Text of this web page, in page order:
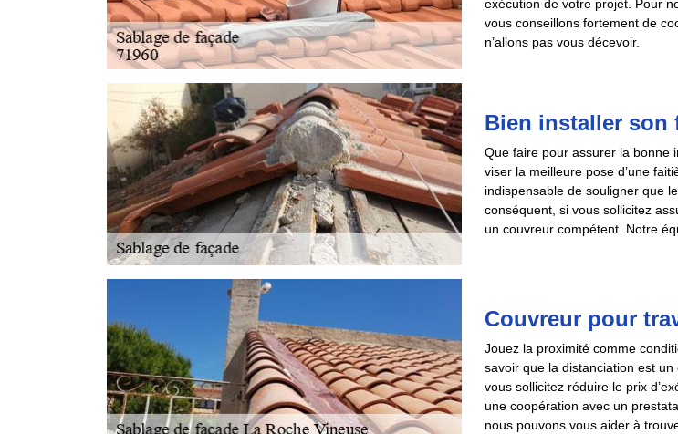
exécution de votre projet. Pour
vous conseillons fortement de
n’allons pas vous décevoir.
Bien installer son
Que faire pour assurer la bonne
viser la meilleure pose d’une
indispensable de souligner que
conséquent, si vous sollicitez
un couvreur compétent. Notre
Couvreur pour
Jouez la proximité comme
savoir que la distanciation est
vous sollicitez réduire le prix
une coopération avec un
nous pouvons vous aider à